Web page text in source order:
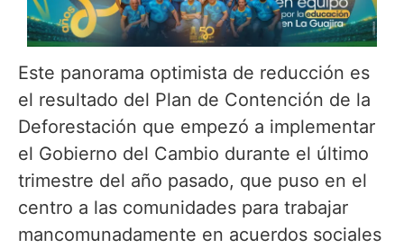
Este panorama optimista de reducción es
el resultado del Plan de Contención de la
Deforestación que empezó a implementar
el Gobierno del Cambio durante el último
trimestre del año pasado, que puso en el
centro a las comunidades para trabajar
mancomunadamente en acuerdos sociales